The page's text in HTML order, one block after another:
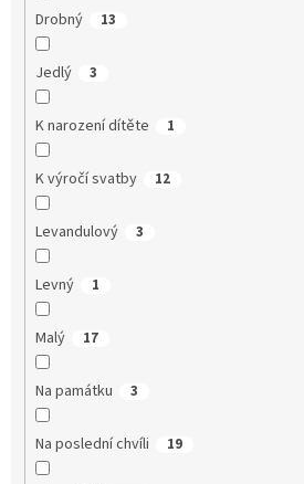
Drobný 13
Jedlý 3
K narození dítěte 1
K výročí svatby 12
Levandulový 3
Levný 1
Malý 17
Na památku 3
Na poslední chvíli 19